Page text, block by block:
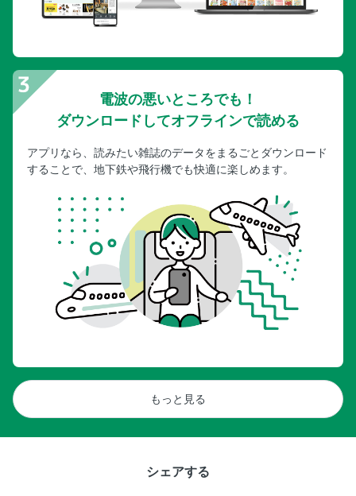
電波の悪いところでも！
ダウンロードしてオフラインで読める
アプリなら、読みたい雑誌のデータをまるごとダウンロード
することで、地下鉄や飛行機でも快適に楽しめます。
もっと見る
シェアする